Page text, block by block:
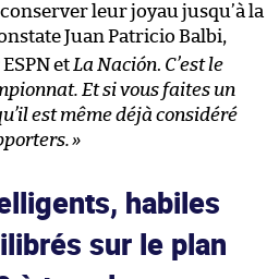
leur joyau jusqu’à la
Juan Patricio Balbi,
et La Nación. C’est le
Et si vous faites un
est même déjà considéré
»
habiles
sur le plan